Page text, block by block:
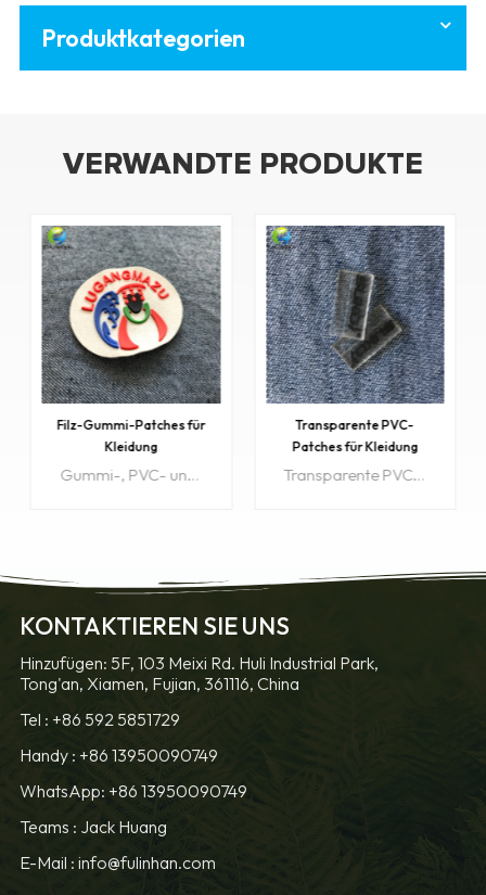
Produktkategorien
VERWANDTE PRODUKTE
Filz-Gummi-Patches für
Kleidung
Gummi-, PVC- und Silikonflicken werden häufig auf Bekleidung, Autoartikeln, Schlüsselanhängern, Verpackungen, Schuhen sowie Surf- und Wintersportartikeln verwendet.
ERFAHREN SIE
Transparente PVC-
Patches für Kleidung
Transparente PVC-Patches werden häufig auf Kleidung, Autoartikeln, Schlüsselanhängern, Verpackungen, Schuhen sowie Surf- und Wintersportartikeln verwendet.
ERFAHREN SIE
KONTAKTIEREN SIE UNS
Hinzufügen: 5F, 103 Meixi Rd. Huli Industrial Park,
Tong'an, Xiamen, Fujian, 361116, China
Tel : +86 592 5851729
Handy : +86 13950090749
WhatsApp: +86 13950090749
Teams : Jack Huang
E-Mail : info@fulinhan.com